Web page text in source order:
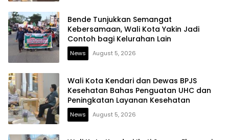
Bende Tunjukkan Semangat
Kebersamaan, Wali Kota Yakin Jadi
Contoh bagi Kelurahan Lain
News August 5, 2026
Wali Kota Kendari dan Dewas BPJS
Kesehatan Bahas Penguatan UHC dan
Peningkatan Layanan Kesehatan
News August 5, 2026